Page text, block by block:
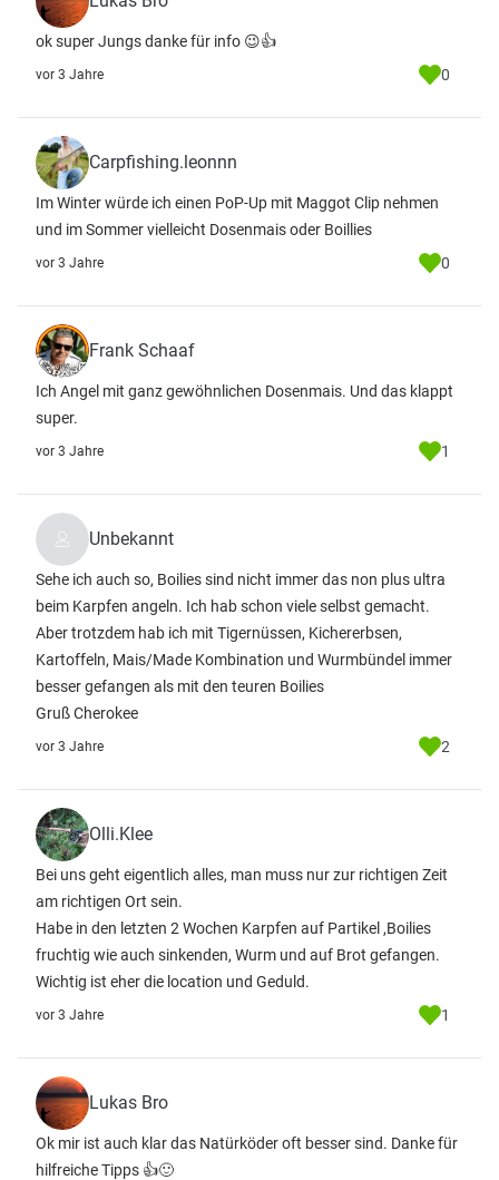
ok super Jungs danke für info 😉👍
vor 3 Jahre 0
Carpfishing.leonnn
Im Winter würde ich einen PoP-Up mit Maggot Clip nehmen
und im Sommer vielleicht Dosenmais oder Boillies
vor 3 Jahre 0
Frank Schaaf
Ich Angel mit ganz gewöhnlichen Dosenmais. Und das klappt
super.
vor 3 Jahre 1
Unbekannt
Sehe ich auch so, Boilies sind nicht immer das non plus ultra
beim Karpfen angeln. Ich hab schon viele selbst gemacht.
Aber trotzdem hab ich mit Tigernüssen, Kichererbsen,
Kartoffeln, Mais/Made Kombination und Wurmbündel immer
besser gefangen als mit den teuren Boilies
Gruß Cherokee
vor 3 Jahre 2
Olli.Klee
Bei uns geht eigentlich alles, man muss nur zur richtigen Zeit
am richtigen Ort sein.
Habe in den letzten 2 Wochen Karpfen auf Partikel ,Boilies
fruchtig wie auch sinkenden, Wurm und auf Brot gefangen.
Wichtig ist eher die location und Geduld.
vor 3 Jahre 1
Lukas Bro
Ok mir ist auch klar das Natürköder oft besser sind. Danke für
hilfreiche Tipps 👍🙂